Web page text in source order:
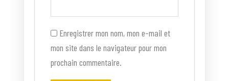
Enregistrer mon nom, mon e-mail et
mon site dans le navigateur pour mon
prochain commentaire.